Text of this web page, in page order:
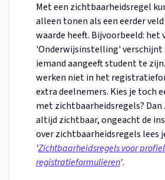
Met een zichtbaarheidsregel
alleen tonen als een eerder
waarde heeft. Bijvoorbeeld: het
'Onderwijsinstelling' verschijnt
iemand aangeeft student te
werken niet in het
extra deelnemers. Kies je toch
met zichtbaarheidsregels? Dan
altijd zichtbaar, ongeacht de
over zichtbaarheidsregels lees
'Zichtbaarheidsregels voor
registratieformulieren'.